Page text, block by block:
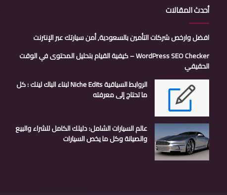
أحدث المقالات
افضل وارخص شركات التأمين بالسعودية, أمن سيارتك عبر الإنترنت
WordPress SEO Checker – كيفية القيام بتحليل المحتوى في الوقت
الحقيقي
الروابط السياقية Niche Edits لبناء الباك لينك : كل
ما تحتاج إلى معرفته
عالم السيارات الشامل: دليلك الكامل للشراء والبيع
والصيانة وكل ما يخص السيارات